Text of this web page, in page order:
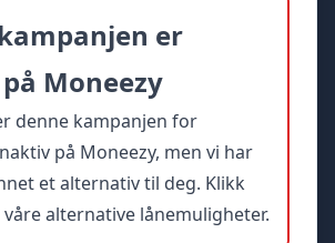
er
Moneezy
denne kampanjen for
på Moneezy, men vi har
et alternativ til deg. Klikk
alternative lånemuligheter.